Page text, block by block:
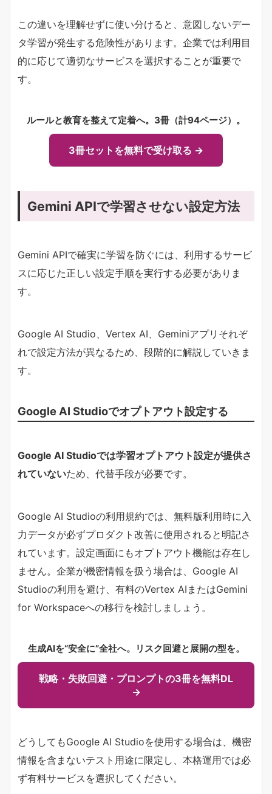
この違いを理解せずに使い分けると、意図しないデー
タ学習が発生する危険性があります。企業では利用目
的に応じて適切なサービスを選択することが重要で
す。
ルールと教育を整えて定着へ。3冊（計94ページ）。
3冊セットを無料で受け取る →
Gemini APIで学習させない設定方法
Gemini APIで確実に学習を防ぐには、利用するサービ
スに応じた正しい設定手順を実行する必要がありま
す。
Google AI Studio、Vertex AI、Geminiアプリそれぞ
れで設定方法が異なるため、段階的に解説していきま
す。
Google AI Studioでオプトアウト設定する
Google AI Studioでは学習オプトアウト設定が提供さ
れていないため、代替手段が必要です。
Google AI Studioの利用規約では、無料版利用時に入
力データが必ずプロダクト改善に使用されると明記さ
れています。設定画面にもオプトアウト機能は存在し
ません。企業が機密情報を扱う場合は、Google AI
Studioの利用を避け、有料のVertex AIまたはGemini
for Workspaceへの移行を検討しましょう。
生成AIを“安全に”全社へ。リスク回避と展開の型を。
戦略・失敗回避・プロンプトの3冊を無料DL
→
どうしてもGoogle AI Studioを使用する場合は、機密
情報を含まないテスト用途に限定し、本格運用では必
ず有料サービスを選択してください。